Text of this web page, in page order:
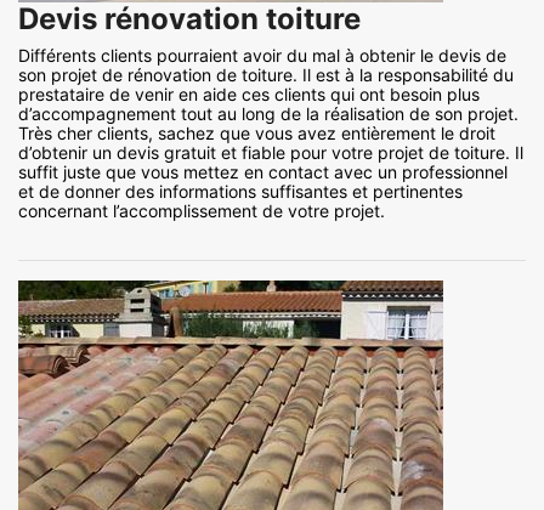
Devis rénovation toiture
Différents clients pourraient avoir du mal à obtenir le devis de
son projet de rénovation de toiture. Il est à la responsabilité du
prestataire de venir en aide ces clients qui ont besoin plus
d’accompagnement tout au long de la réalisation de son projet.
Très cher clients, sachez que vous avez entièrement le droit
d’obtenir un devis gratuit et fiable pour votre projet de toiture. Il
suffit juste que vous mettez en contact avec un professionnel
et de donner des informations suffisantes et pertinentes
concernant l’accomplissement de votre projet.